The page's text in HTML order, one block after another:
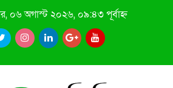
০৬ অগাস্ট ২০২৬, ০৯:৪৩ পূর্বাহ্ন